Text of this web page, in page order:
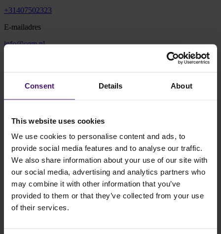
Consent Details About
This website uses cookies
We use cookies to personalise content and ads, to
provide social media features and to analyse our traffic.
We also share information about your use of our site with
our social media, advertising and analytics partners who
may combine it with other information that you’ve
provided to them or that they’ve collected from your use
of their services.
+31407502323
E-mailadres
info@cqm.nl
5616 RM Eindhoven
Routebeschrijving
Je kunt jouw auto parkeren op de besloten parkeerplaats aan de